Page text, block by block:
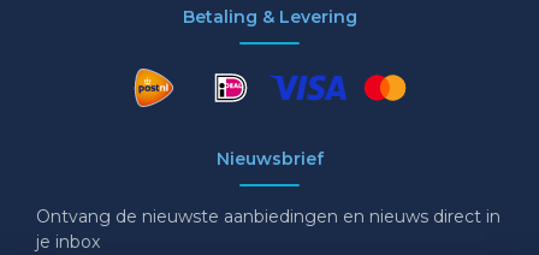
Betaling & Levering
Nieuwsbrief
Ontvang de nieuwste aanbiedingen en nieuws direct in
je inbox